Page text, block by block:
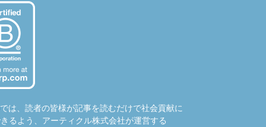
は、読者の皆様が記事を読むだけで社会貢献に
るよう、アーティクル株式会社が運営する